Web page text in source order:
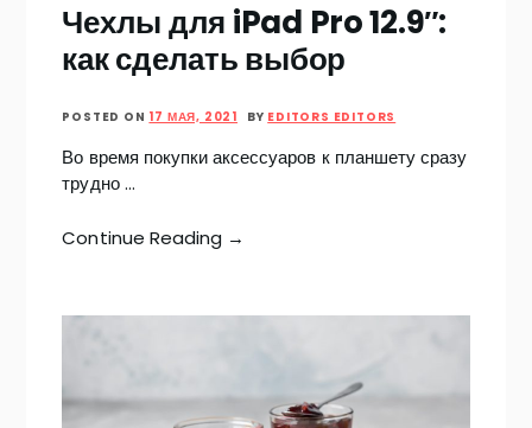
Чехлы для iPad Pro 12.9″:
как сделать выбор
POSTED ON 17 МАЯ, 2021 BY EDITORS EDITORS
Во время покупки аксессуаров к планшету сразу
трудно …
Continue Reading →